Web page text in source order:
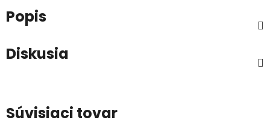
Popis
Diskusia
Súvisiaci tovar